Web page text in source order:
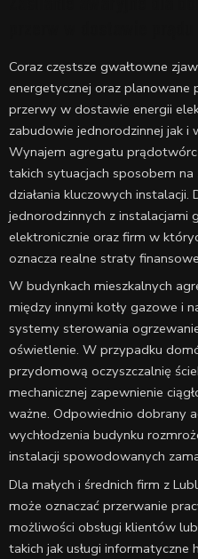
Coraz częstsze gwałtowne
energetycznej oraz planowane
przerwy w dostawie energii
zabudowie jednorodzinnej jak i
Wynajem agregatu
takich sytuacjach sposobem na
działania kluczowych
jednorodzinnych z instalacjami
elektronicznie oraz firm w
oznacza realne straty
W budynkach mieszkalnych
między innymi kotły gazowe i
systemy sterowania
oświetlenie. W przypadku
przydomową oczyszczalnię
mechanicznej zapewnienie
ważne. Odpowiednio dobrany
wychłodzenia budynku
instalacji spowodowanych
Dla małych i średnich firm z
może oznaczać przerwanie
możliwości obsługi klientów
takich jak usługi